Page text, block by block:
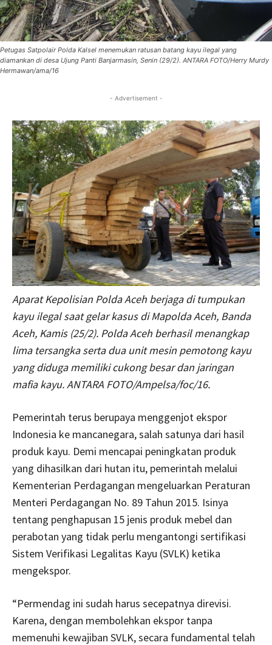
Petugas Satpolair Polda Kalsel menemukan ratusan batang kayu ilegal yang
diamankan di desa Ujung Panti Banjarmasin, Senin (29/2). ANTARA FOTO/Herry Murdy
Hermawan/ama/16
- Advertisement -
Aparat Kepolisian Polda Aceh berjaga di tumpukan
kayu ilegal saat gelar kasus di Mapolda Aceh, Banda
Aceh, Kamis (25/2). Polda Aceh berhasil menangkap
lima tersangka serta dua unit mesin pemotong kayu
yang diduga memiliki cukong besar dan jaringan
mafia kayu. ANTARA FOTO/Ampelsa/foc/16.
Pemerintah terus berupaya menggenjot ekspor
Indonesia ke mancanegara, salah satunya dari hasil
produk kayu. Demi mencapai peningkatan produk
yang dihasilkan dari hutan itu, pemerintah melalui
Kementerian Perdagangan mengeluarkan Peraturan
Menteri Perdagangan No. 89 Tahun 2015. Isinya
tentang penghapusan 15 jenis produk mebel dan
perabotan yang tidak perlu mengantongi sertifikasi
Sistem Verifikasi Legalitas Kayu (SVLK) ketika
mengekspor.
“Permendag ini sudah harus secepatnya direvisi.
Karena, dengan membolehkan ekspor tanpa
memenuhi kewajiban SVLK, secara fundamental telah